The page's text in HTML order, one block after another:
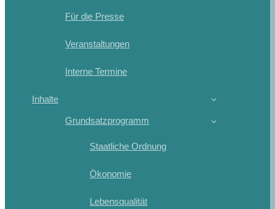
Für die Presse
Veranstaltungen
Interne Termine
Inhalte
Grundsatzprogramm
Staatliche Ordnung
Ökonomie
Lebensqualität